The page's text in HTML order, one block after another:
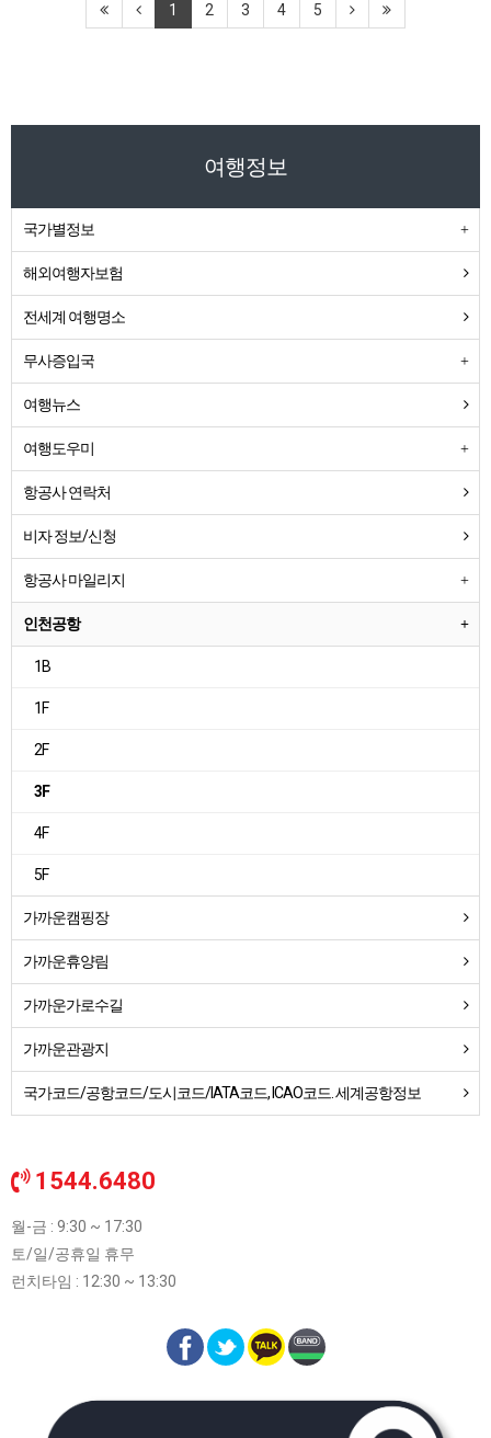
1 2 3 4 5
여행정보
국가별정보
해외여행자보험
전세계 여행명소
무사증입국
여행뉴스
여행도우미
항공사 연락처
비자 정보/신청
항공사 마일리지
인천공항
1B
1F
2F
3F
4F
5F
가까운캠핑장
가까운휴양림
가까운가로수길
가까운관광지
국가코드/공항코드/도시코드/IATA코드, ICAO코드. 세계공항정보
1544.6480
월-금 : 9:30 ~ 17:30
토/일/공휴일 휴무
런치타임 : 12:30 ~ 13:30